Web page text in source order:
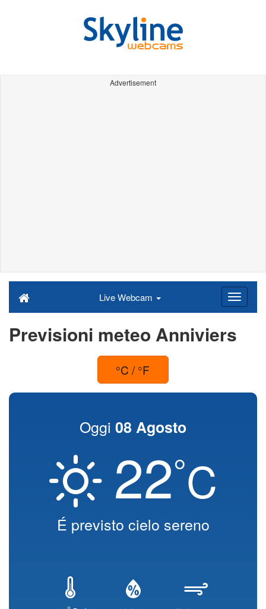
Advertisement
Live Webcam
Previsioni meteo Anniviers
°C / °F
Oggi 08 Agosto
22°C
É previsto cielo sereno